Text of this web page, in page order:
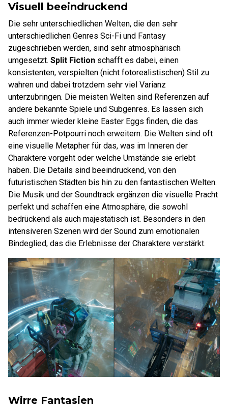
Visuell beeindruckend
Die sehr unterschiedlichen Welten, die den sehr
unterschiedlichen Genres Sci-Fi und Fantasy
zugeschrieben werden, sind sehr atmosphärisch
umgesetzt. Split Fiction schafft es dabei, einen
konsistenten, verspielten (nicht fotorealistischen) Stil zu
wahren und dabei trotzdem sehr viel Varianz
unterzubringen. Die meisten Welten sind Referenzen auf
andere bekannte Spiele und Subgenres. Es lassen sich
auch immer wieder kleine Easter Eggs finden, die das
Referenzen-Potpourri noch erweitern. Die Welten sind oft
eine visuelle Metapher für das, was im Inneren der
Charaktere vorgeht oder welche Umstände sie erlebt
haben. Die Details sind beeindruckend, von den
futuristischen Städten bis hin zu den fantastischen Welten.
Die Musik und der Soundtrack ergänzen die visuelle Pracht
perfekt und schaffen eine Atmosphäre, die sowohl
bedrückend als auch majestätisch ist. Besonders in den
intensiveren Szenen wird der Sound zum emotionalen
Bindeglied, das die Erlebnisse der Charaktere verstärkt.
Wirre Fantasien